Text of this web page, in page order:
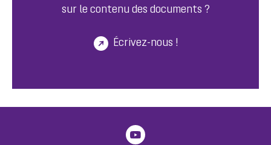
sur le contenu des documents ?
Écrivez-nous !